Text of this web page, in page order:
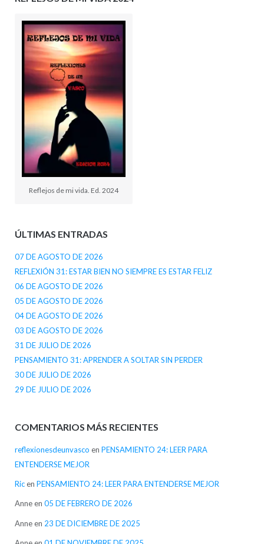
Reflejos de mi vida. Ed. 2024
ÚLTIMAS ENTRADAS
07 DE AGOSTO DE 2026
REFLEXIÓN 31: ESTAR BIEN NO SIEMPRE ES ESTAR FELIZ
06 DE AGOSTO DE 2026
05 DE AGOSTO DE 2026
04 DE AGOSTO DE 2026
03 DE AGOSTO DE 2026
31 DE JULIO DE 2026
PENSAMIENTO 31: APRENDER A SOLTAR SIN PERDER
30 DE JULIO DE 2026
29 DE JULIO DE 2026
COMENTARIOS MÁS RECIENTES
reflexionesdeunvasco en PENSAMIENTO 24: LEER PARA
ENTENDERSE MEJOR
Ricen PENSAMIENTO 24: LEER PARA ENTENDERSE MEJOR
Anneen 05 DE FEBRERO DE 2026
Anneen 23 DE DICIEMBRE DE 2025